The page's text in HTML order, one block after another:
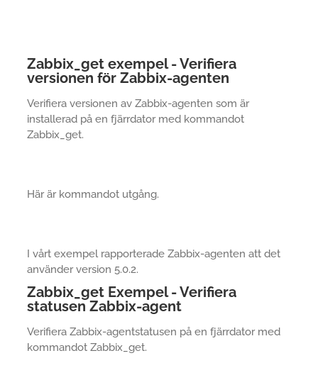
Zabbix_get exempel - Verifiera
versionen för Zabbix-agenten
Verifiera versionen av Zabbix-agenten som är
installerad på en fjärrdator med kommandot
Zabbix_get.
Här är kommandot utgång.
I vårt exempel rapporterade Zabbix-agenten att det
använder version 5.0.2.
Zabbix_get Exempel - Verifiera
statusen Zabbix-agent
Verifiera Zabbix-agentstatusen på en fjärrdator med
kommandot Zabbix_get.